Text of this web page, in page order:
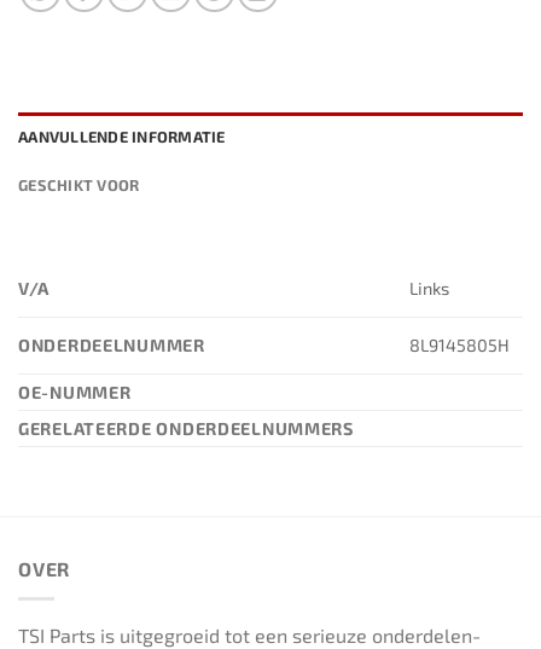
AANVULLENDE INFORMATIE
GESCHIKT VOOR
V/A Links
ONDERDEELNUMMER 8L9145805H
OE-NUMMER
GERELATEERDE ONDERDEELNUMMERS
OVER
TSI Parts is uitgegroeid tot een serieuze onderdelen-